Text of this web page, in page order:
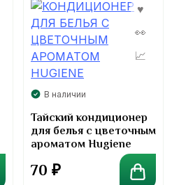
В наличии
Тайский кондиционер
для белья с цветочным
ароматом Hugiene
70 ₽